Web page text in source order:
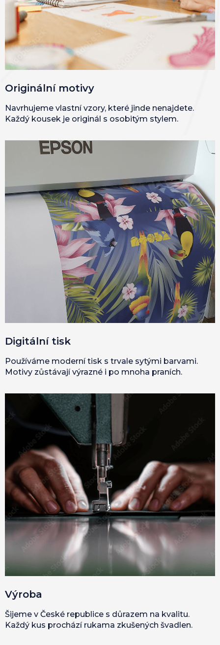
Originální motivy
Navrhujeme vlastní vzory, které jinde nenajdete.
Každý kousek je originál s osobitým stylem.
Digitální tisk
Používáme moderní tisk s trvale sytými barvami.
Motivy zůstávají výrazné i po mnoha praních.
Výroba
Šijeme v České republice s důrazem na kvalitu.
Každý kus prochází rukama zkušených švadlen.